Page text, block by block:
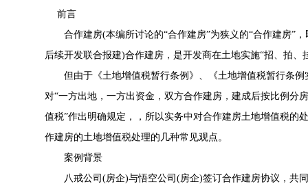
前言
合作建房(本编所讨论的“合作建房”为狭义的“合作建房”
后续开发联合报建)合作建房，是开发商在土地实施“招、拍、
但由于《土地增值税暂行条例 》、《土地增值税暂行条例
对“一方出地，一方出资金，双方合作建房，建成后按比例分
值税”作出明确规定，，所以实务中对合作建房土地增值税的
作建房的土地增值税处理的几种常见观点。
案例背景
八戒公司(房企)与悟空公司(房企)签订合作建房协议，共